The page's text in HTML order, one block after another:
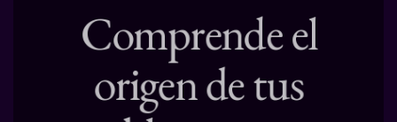
Comprende el
origen de tus